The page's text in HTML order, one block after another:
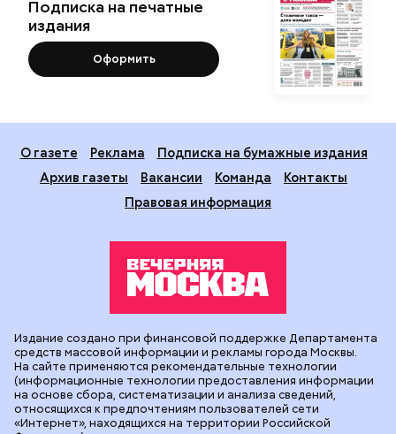
Подписка на печатные
издания
Оформить
О газете Реклама
Подписка на бумажные издания
Архив газеты
Вакансии Команда
Контакты
Правовая информация
Издание создано при финансовой поддержке Департамента
средств массовой информации и рекламы города Москвы.
На сайте применяются рекомендательные технологии
(информационные технологии предоставления информации
на основе сбора, систематизации и анализа сведений,
относящихся к предпочтениям пользователей сети
«Интернет», находящихся на территории Российской